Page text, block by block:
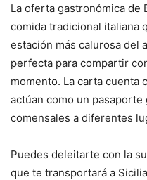
La oferta gastronómica de
comida tradicional italiana
estación más calurosa del
perfecta para compartir
momento. La carta cuenta
actúan como un
comensales a diferentes
Puedes deleitarte con la
que te transportará a